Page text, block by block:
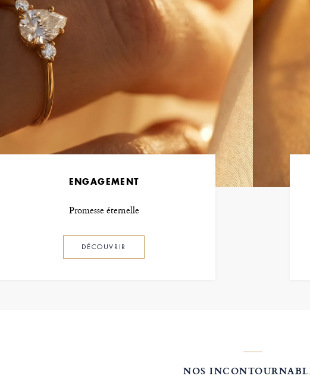
ENGAGEMENT
Promesse éternelle
DÉCOUVRIR
NOS